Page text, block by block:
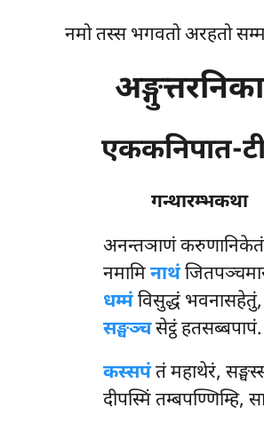
नमो तस्स भगवतो अरहतो
एककनिपात-
गन्थारम्भकथा
अनन्तञाणं
नमामिनाथं
धम्मंविसुद्धं भवनासहेतुं,
सङ्घञ्चसेट्ठं हतसब्बपापं.
कस्सपंतं महाथेरं,
दीपस्मिं तम्बपण्णिम्हि,